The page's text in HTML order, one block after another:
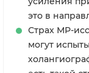
это в
Страх МР-
могут